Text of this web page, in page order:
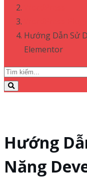
Hướng Dẫn Sử
Elementor
Hướng
Năng